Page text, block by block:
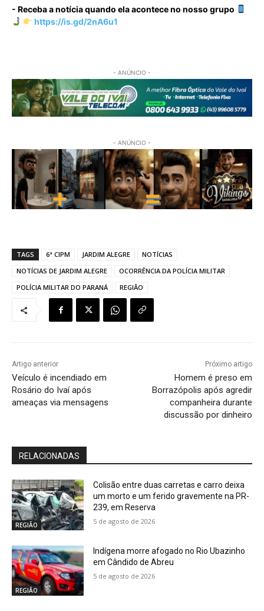
- Receba a notícia quando ela acontece no nosso grupo
https://is.gd/2nA6u1
- ANÚNCIO -
- ANÚNCIO -
TAGS 6ª CIPM JARDIM ALEGRE
NOTÍCIAS
NOTÍCIAS DE JARDIM ALEGRE
OCORRÊNCIA DA POLÍCIA MILITAR
POLÍCIA MILITAR DO PARANÁ
REGIÃO
Artigo anterior
Veículo é incendiado em
Rosário do Ivaí após
ameaças via mensagens
Próximo artigo
Homem é preso em
Borrazópolis após agredir
companheira durante
discussão por dinheiro
RELACIONADAS
REGIÃO
Colisão entre duas carretas e carro deixa
um morto e um ferido gravemente na PR-
239, em Reserva
5 de agosto de 2026
REGIÃO
Indígena morre afogado no Rio Ubazinho
em Cândido de Abreu
5 de agosto de 2026